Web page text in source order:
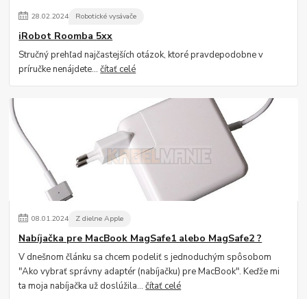
28.02.2024 Robotické vysávače
iRobot Roomba 5xx
Stručný prehľad najčastejších otázok, ktoré pravdepodobne v
príručke nenájdete...čítať celé
08.01.2024 Z dielne Apple
Nabíjačka pre MacBook MagSafe1 alebo MagSafe2 ?
V dnešnom článku sa chcem podeliť s jednoduchým spôsobom
"Ako vybrať správny adaptér (nabíjačku) pre MacBook". Keďže mi
ta moja nabíjačka už doslúžila...čítať celé